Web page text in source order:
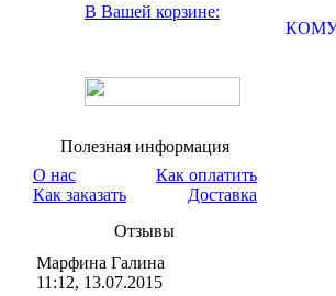
В Вашей корзине:
Полезная информация
О нас
Как заказать
Как оплатить
Доставка
Отзывы
Марфина Галина
11:12, 13.07.2015